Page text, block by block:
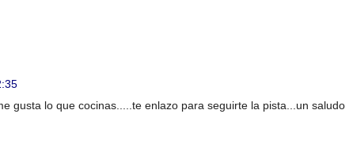
gusta lo que cocinas.....te enlazo para seguirte la pista...un saludo